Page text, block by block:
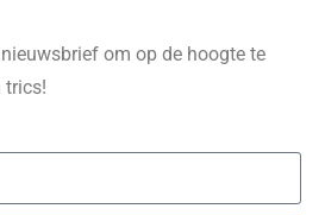
om op de hoogte te
trics!